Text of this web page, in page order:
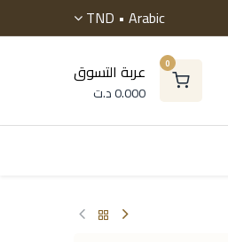
Arabic •
TND
0 عربة التسوق
0.000د.ت